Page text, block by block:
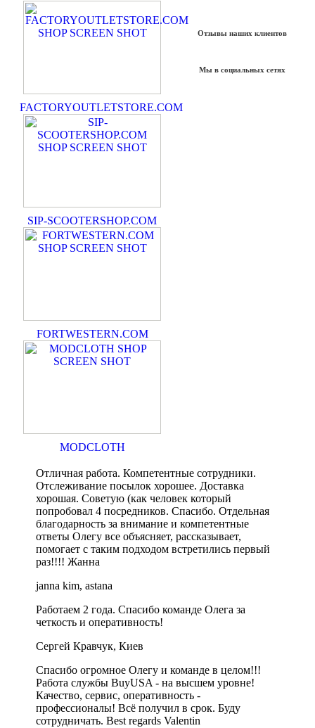
FACTORYOUTLETSTORE.COM
SIP-SCOOTERSHOP.COM
FORTWESTERN.COM
MODCLOTH
Отзывы наших клиентов
Мы в социальных сетях
Отличная работа. Компетентные сотрудники.
Отслеживание посылок хорошее. Доставка
хорошая. Советую (как человек который
попробовал 4 посредников. Спасибо. Отдельная
благодарность за внимание и компетентные
ответы Олегу все объясняет, рассказывает,
помогает с таким подходом встретились первый
раз!!!! Жанна
janna kim, astana
Работаем 2 года. Спасибо команде Олега за
четкость и оперативность!
Сергей Кравчук, Киев
Спасибо огромное Олегу и команде в целом!!!
Работа службы ВuyUSA - на высшем уровне!
Качество, сервис, оперативность -
профессионалы! Всё получил в срок. Буду
сотрудничать. Best regards Valentin